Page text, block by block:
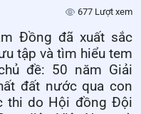
677 Lượt xem
Đồng đã xuất sắc
tập và tìm hiểu tem
đề: 50 năm Giải
đất nước qua con
thi do Hội đồng Đội